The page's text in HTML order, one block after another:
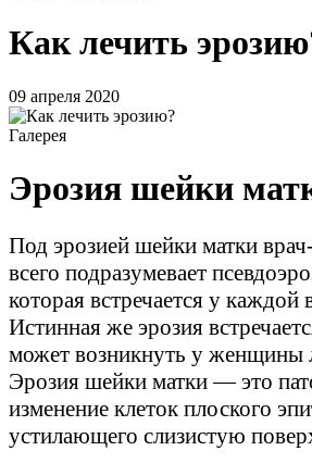
Как лечить
09 апреля 2020
Галерея
Эрозия шейки
Под эрозией шейки матки
всего подразумевает
которая встречается у
Истинная же эрозия
может возникнуть у женщины
Эрозия шейки матки — это
изменение клеток плоского
устилающего слизистую